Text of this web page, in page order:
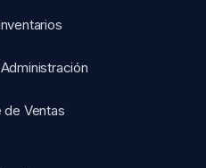
de Ventas